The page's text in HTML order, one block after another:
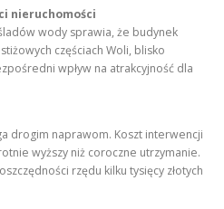
nieruchomości
wody sprawia, że budynek
częściach Woli, blisko
wpływ na atrakcyjność dla
drogim naprawom. Koszt interwencji
wyższy niż coroczne utrzymanie.
rzędu kilku tysięcy złotych